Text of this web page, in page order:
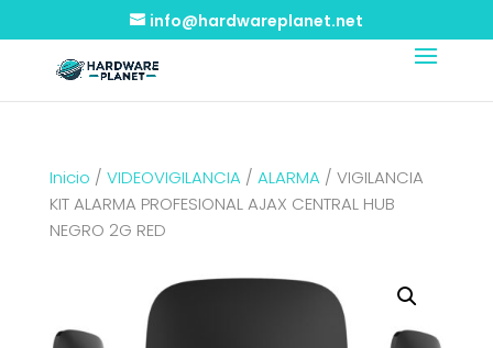
info@hardwareplanet.net
Inicio / VIDEOVIGILANCIA/ ALARMA/ VIGILANCIA
KIT ALARMA PROFESIONAL AJAX CENTRAL HUB
NEGRO 2G RED